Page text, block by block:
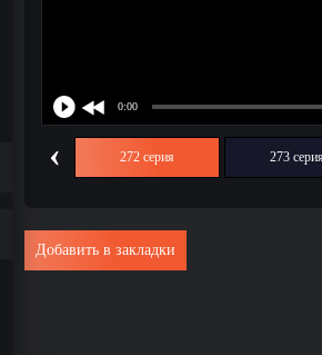
‹ 272 серия 273
Добавить в закладки